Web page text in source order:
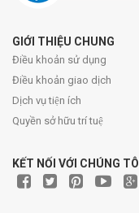
GIỚI THIỆU CHUNG
Điều khoản sử dụng
Điều khoản giao dịch
Dịch vụ tiện ích
Quyền sở hữu trí tuệ
KẾT NỐI VỚI CHÚNG TÔI